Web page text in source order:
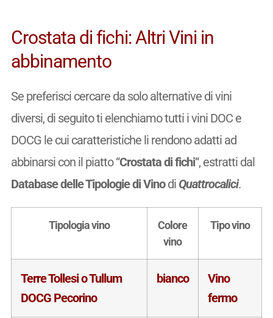
Crostata di fichi: Altri Vini in
abbinamento
Se preferisci cercare da solo alternative di vini
diversi, di seguito ti elenchiamo tutti i vini DOC e
DOCG le cui caratteristiche li rendono adatti ad
abbinarsi con il piatto “Crostata di fichi“, estratti dal
Database delle Tipologie di Vinodi Quattrocalici.
Tipologia vino
Colore
vino
Tipo vino
Terre Tollesi o Tullum
DOCG Pecorino
bianco
Vino
fermo